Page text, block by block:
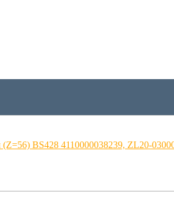
BS428 4110000038239, ZL20-